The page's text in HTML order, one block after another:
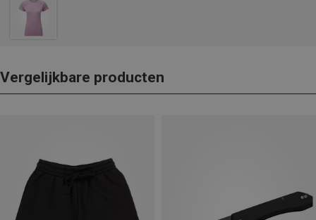
Vergelijkbare producten